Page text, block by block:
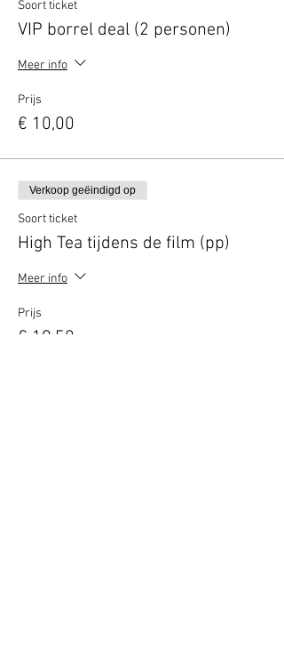
Soort ticket
VIP borrel deal (2 personen)
Meer info
Prijs
€ 10,00
Verkoop geëindigd op
Soort ticket
High Tea tijdens de film (pp)
Meer info
Prijs
€ 19,50